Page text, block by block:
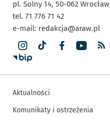
pl. Solny 14, 50-062 Wrocław
tel. 71 776 71 42
e-mail: redakcja@araw.pl
Aktualności
Komunikaty i ostrzeżenia